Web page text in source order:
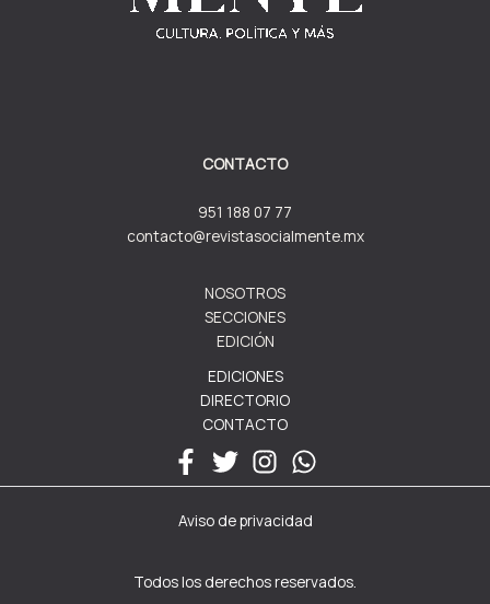
CONTACTO
951 188 07 77
contacto@revistasocialmente.mx
NOSOTROS
SECCIONES
EDICIÓN
EDICIONES
DIRECTORIO
CONTACTO
Aviso de privacidad
Todos los derechos reservados.